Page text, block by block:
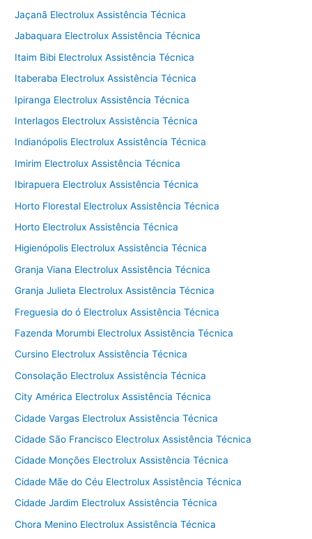
Jaçanã Electrolux Assistência Técnica
Jabaquara Electrolux Assistência Técnica
Itaim Bibi Electrolux Assistência Técnica
Itaberaba Electrolux Assistência Técnica
Ipiranga Electrolux Assistência Técnica
Interlagos Electrolux Assistência Técnica
Indianópolis Electrolux Assistência Técnica
Imirim Electrolux Assistência Técnica
Ibirapuera Electrolux Assistência Técnica
Horto Florestal Electrolux Assistência Técnica
Horto Electrolux Assistência Técnica
Higienópolis Electrolux Assistência Técnica
Granja Viana Electrolux Assistência Técnica
Granja Julieta Electrolux Assistência Técnica
Freguesia do ó Electrolux Assistência Técnica
Fazenda Morumbi Electrolux Assistência Técnica
Cursino Electrolux Assistência Técnica
Consolação Electrolux Assistência Técnica
City América Electrolux Assistência Técnica
Cidade Vargas Electrolux Assistência Técnica
Cidade São Francisco Electrolux Assistência Técnica
Cidade Monções Electrolux Assistência Técnica
Cidade Mãe do Céu Electrolux Assistência Técnica
Cidade Jardim Electrolux Assistência Técnica
Chora Menino Electrolux Assistência Técnica